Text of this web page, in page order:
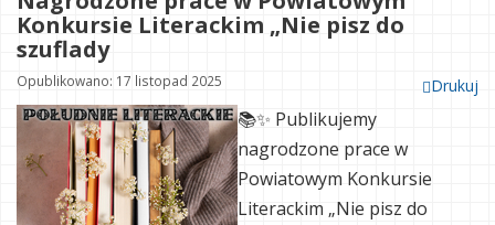
Konkursie Literackim „Nie pisz do
szuflady
Drukuj
Opublikowano: 17 listopad 2025
📚✨ Publikujemy
nagrodzone prace w
Powiatowym Konkursie
Literackim „Nie pisz do